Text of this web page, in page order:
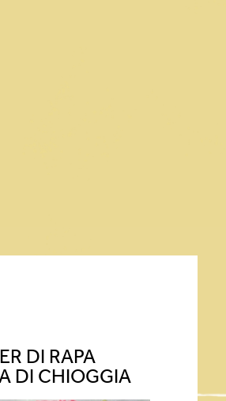
DI RAPA
DI CHIOGGIA